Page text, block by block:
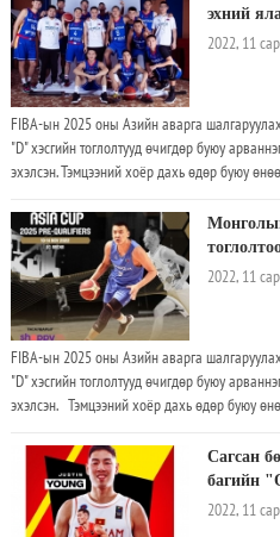
эхний
2022, 11
FIBA-ын 2025 оны Азийн аварга
"D" хэсгийн тоглолтууд өчигдөр буюу
эхэлсэн. Тэмцээний хоёр дахь өдөр буюу
байгууллаа.
2022, 11
FIBA-ын 2025 оны Азийн аварга
"D" хэсгийн тоглолтууд өчигдөр буюу
эхэлсэн. Тэмцээний хоёр дахь өдөр буюу
Тайландад 78-103 харьцаагаар хожигдсон
багт 41-84 харьцаагаар хожигдсон. Харин
18:30 цагаас Монгол - Малайзтай тоглох
гурван баг урьдчилсан хоёрдугаар шатанд
Сагсан
багийн
2022, 11